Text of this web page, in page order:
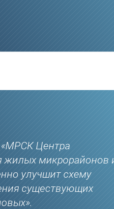
«МРСК Центра
жилых микрорайонов
улучшит схему
существующих